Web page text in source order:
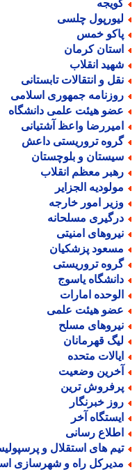
چلسی
خمس
کرمان
انقلاب
و انتقالات تابستانی
جمهوری اسلامی
هیئت علمی دانشگاه
واعظ آشتیانی
تروریستی داعش
و بلوچستان
معظم انقلاب
الجزایر
امور خارجه
مسلحانه
امنیتی
پزشکیان
تروریستی
یاسوج
امارات
هیئت علمی
مسلح
قهرمانان
متحده
وضعیت
ترین
خبرنگار
آخر
رسانی
های استقلال و پرسپولیس
راه و شهرسازی استان